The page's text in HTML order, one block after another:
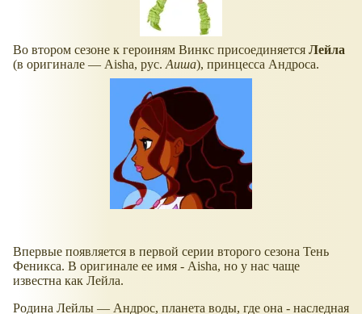
Во втором сезоне к героиням Винкс присоединяется Лейла
(в оригинале — Aisha, рус. Аиша), принцесса Андроса.
Впервые появляется в первой серии второго сезона Тень
Феникса. В оригинале ее имя - Aisha, но у нас чаще
известна как Лейла.
Родина Лейлы — Андрос, планета воды, где она - наследная